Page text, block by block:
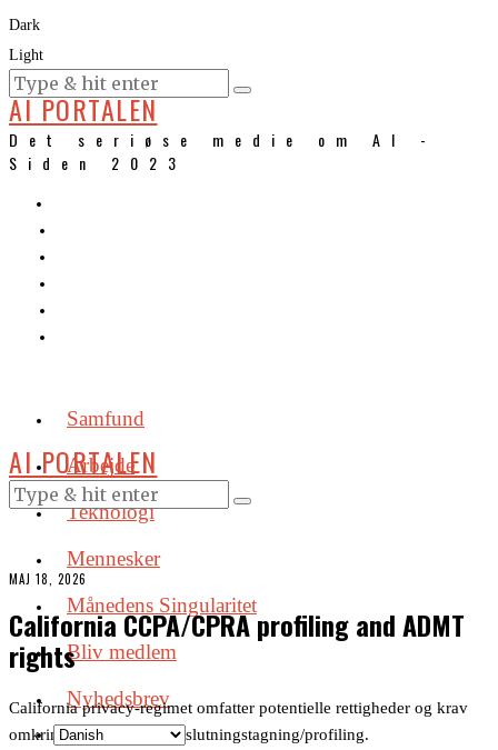
Dark
Light
KURSER
AI PORTALEN
Det seriøse medie om AI -
Siden 2023
Samfund
Arbejde
Teknologi
Mennesker
Månedens Singularitet
Bliv medlem
Nyhedsbrev
AI PORTALEN
MAJ 18, 2026
California CCPA/CPRA profiling and ADMT
rights
California privacy-regimet omfatter potentielle rettigheder og krav
omkring automatiseret beslutningstagning/profiling.